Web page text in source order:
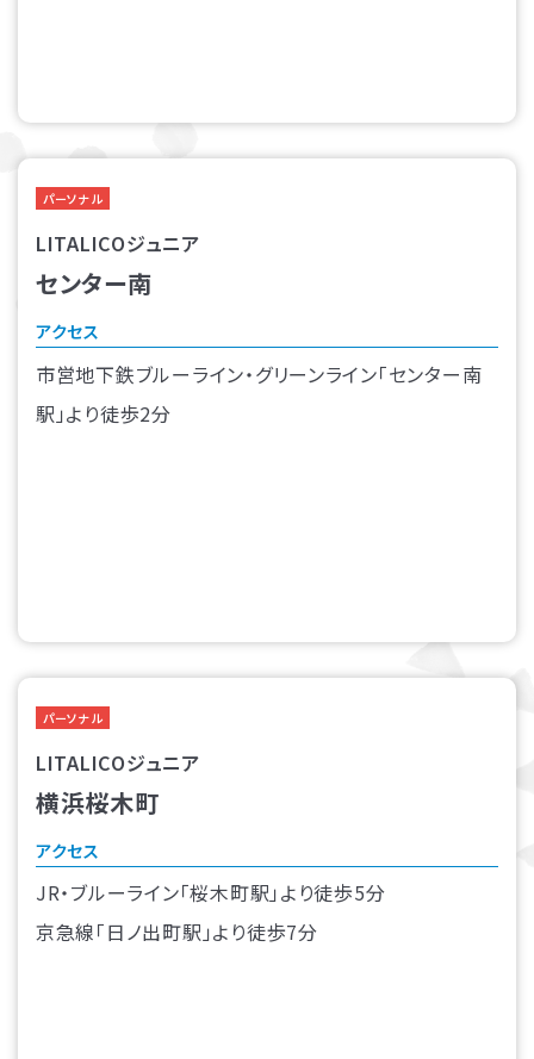
パーソナル
LITALICOジュニア
センター南
アクセス
市営地下鉄ブルーライン・グリーンライン「センター南
駅」より徒歩2分
パーソナル
LITALICOジュニア
横浜桜木町
アクセス
JR・ブルーライン「桜木町駅」より徒歩5分
京急線「日ノ出町駅」より徒歩7分